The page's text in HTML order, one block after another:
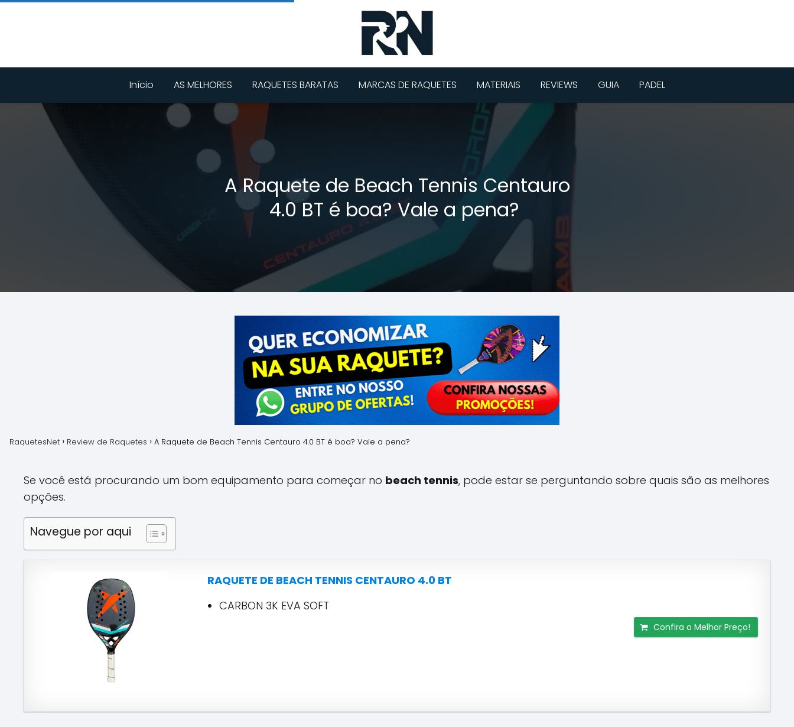
Início AS MELHORES RAQUETES BARATAS MARCAS DE RAQUETES MATERIAIS REVIEWS GUIA PADEL
A Raquete de Beach Tennis Centauro
4.0 BT é boa? Vale a pena?
RaquetesNet Review de Raquetes A Raquete de Beach Tennis Centauro 4.0 BT é boa? Vale a pena?
Se você está procurando um bom equipamento para começar no beach tennis, pode estar se perguntando sobre quais são as melhores
opções.
Navegue por aqui
RAQUETE DE BEACH TENNIS CENTAURO 4.0 BT
CARBON 3K EVA SOFT
Confira o Melhor Preço!